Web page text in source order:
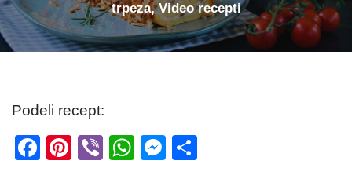
trpeza,Video recepti
Podeli recept:
F
Pi
Vi
W
M